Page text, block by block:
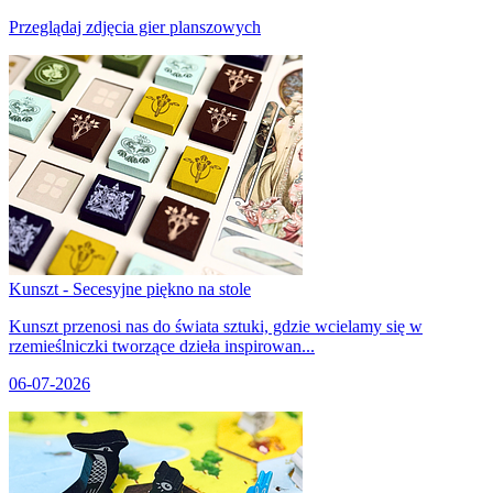
Przeglądaj zdjęcia gier planszowych
Kunszt - Secesyjne piękno na stole
Kunszt przenosi nas do świata sztuki, gdzie wcielamy się w
rzemieślniczki tworzące dzieła inspirowan...
06-07-2026